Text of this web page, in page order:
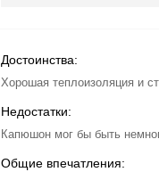
Достоинства:
Хорошая теплоизоляция и
Недостатки:
Капюшон мог бы быть
Общие впечатления: